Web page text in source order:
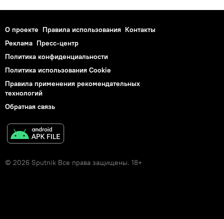
О проекте Правила использования Контакты
Реклама Пресс-центр
Политика конфиденциальности
Политика использования Cookie
Правила применения рекомендательных
технологий
Обратная связь
© 2026 Sputnik Все права защищены. 18+